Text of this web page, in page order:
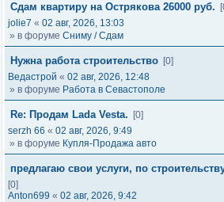
Сдам квартиру на Острякова 26000 руб.
jolie7 « 02 авг, 2026, 13:03
» в форуме Сниму / Сдам
Нужна работа строительство [0]
Ведастрой « 02 авг, 2026, 12:48
» в форуме Работа в Севастополе
Re: Продам Lada Vesta.
[0]
serzh 66 « 02 авг, 2026, 9:49
» в форуме Купля-Продажа авто
предлагаю свои услуги, по
[0]
Anton699 « 02 авг, 2026, 9:42